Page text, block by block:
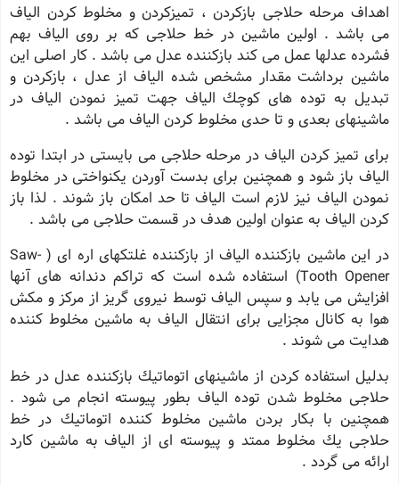
اهداف مرحله حلاجی بازكردن ، تمیزكردن و مخلوط كردن الیاف
می باشد . اولین ماشین در خط حلاجی كه بر روی الیاف بهم
فشرده عدلها عمل می كند بازكننده عدل می باشد . كار اصلی این
ماشین برداشت مقدار مشخص شده الیاف از عدل ، بازكردن و
تبدیل به توده های كوچك الیاف جهت تمیز نمودن الیاف در
ماشینهای بعدی و تا حدی مخلوط كردن الیاف می باشد .
برای تمیز كردن الیاف در مرحله حلاجی می بایستی در ابتدا توده
الیاف باز شود و همچنین برای بدست آوردن یكنواختی در مخلوط
نمودن الیاف نیز لازم است الیاف تا حد امكان باز شوند . لذا باز
كردن الیاف به عنوان اولین هدف در قسمت حلاجی می باشد .
در این ماشین بازكننده الیاف از بازكننده غلتكهای اره ای ( Saw-
Tooth Opener) استفاده شده است كه تراكم دندانه های آنها
افزایش می یابد و سپس الیاف توسط نیروی گریز از مركز و مكش
هوا به كانال مجزایی برای انتقال الیاف به ماشین مخلوط كننده
هدایت می شوند .
بدلیل استفاده كردن از ماشینهای اتوماتیك بازكننده عدل در خط
حلاجی مخلوط شدن توده الیاف بطور پیوسته انجام می شود .
همچنین با بكار بردن ماشین مخلوط كننده اتوماتیك در خط
حلاجی یك مخلوط ممتد و پیوسته ای از الیاف به ماشین كارد
ارائه می گردد .